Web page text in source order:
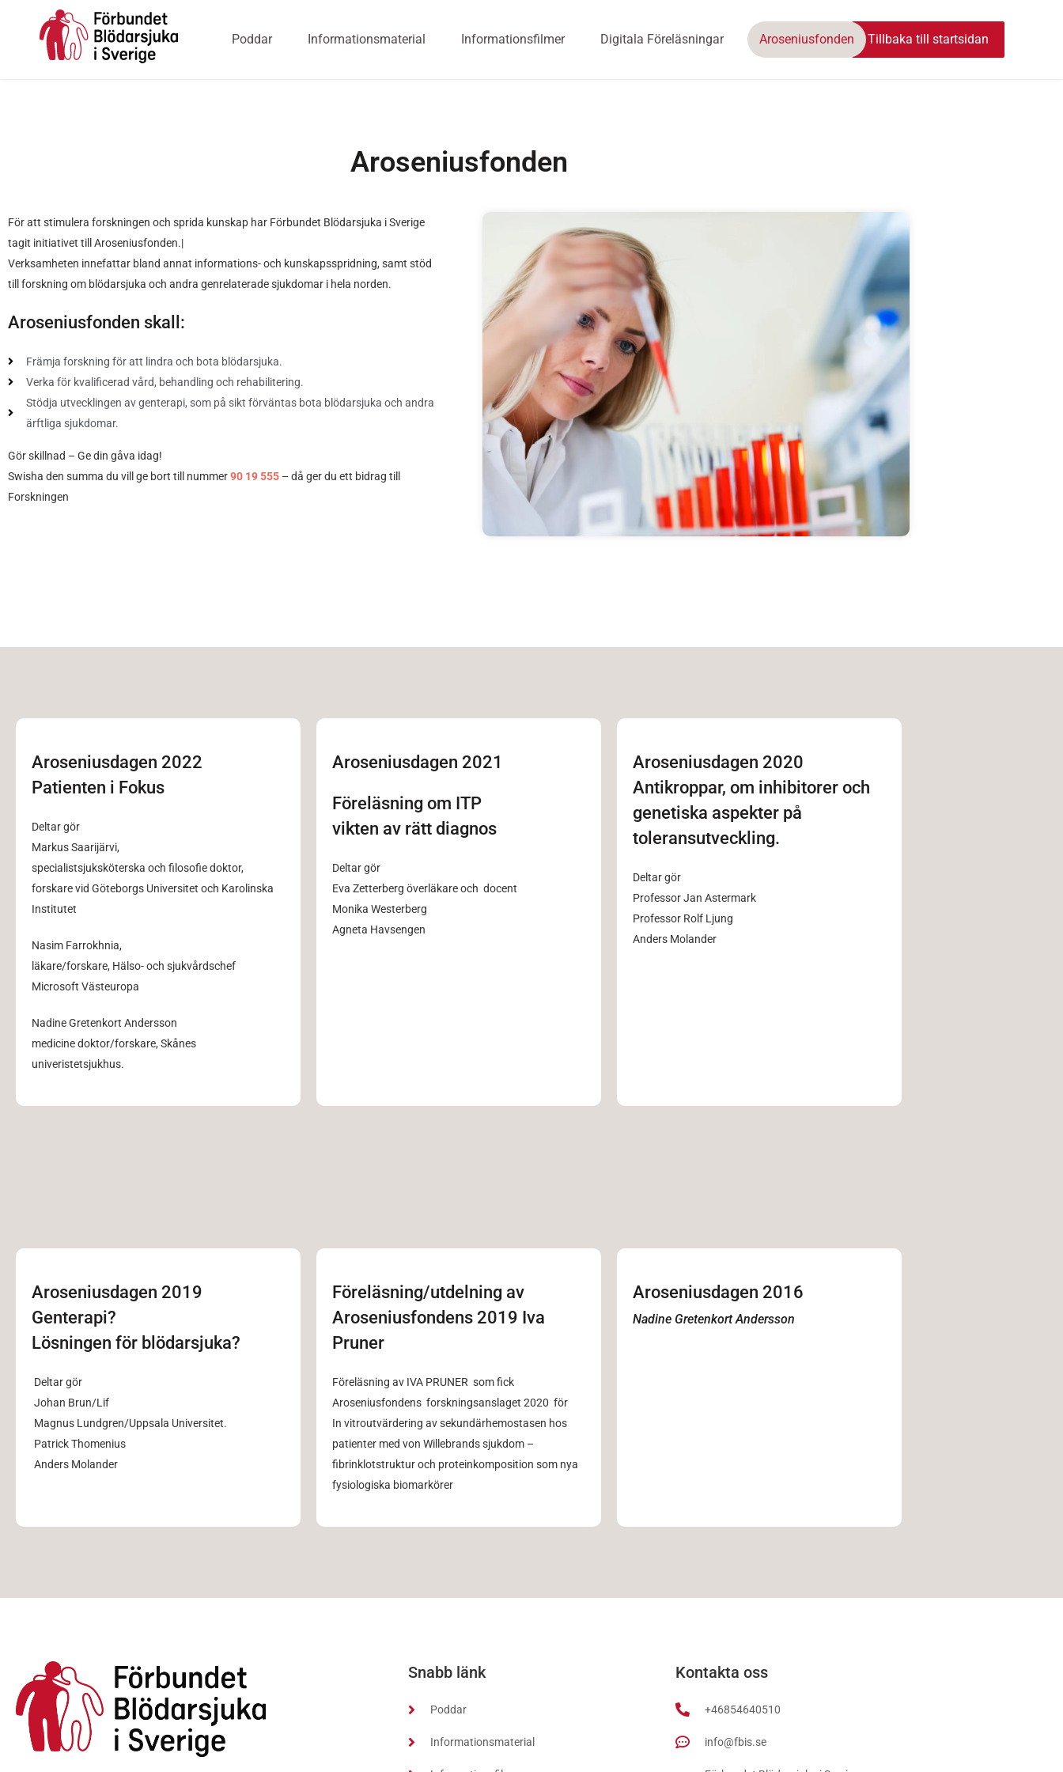
Poddar Informationsmaterial Informationsfilmer Digitala Föreläsningar Aroseniusfonden Tillbaka till startsidan
Aroseniusfonden
För att stimulera forskningen och sprida kunskap har Förbundet Blödarsjuka i Sverige
tagit initiativet till Aroseniusfonden.|
Verksamheten innefattar bland annat informations- och kunskapsspridning, samt stöd
till forskning om blödarsjuka och andra genrelaterade sjukdomar i hela norden.
Aroseniusfonden skall:
Främja forskning för att lindra och bota blödarsjuka.
Verka för kvalificerad vård, behandling och rehabilitering.
Stödja utvecklingen av genterapi, som på sikt förväntas bota blödarsjuka och andra
ärftliga sjukdomar.
Gör skillnad – Ge din gåva idag!
Swisha den summa du vill ge bort till nummer90 19 555 – då ger du ett bidrag till
Forskningen
Aroseniusdagen 2022
Patienten i Fokus
Deltar gör
Markus Saarijärvi,
specialistsjuksköterska och filosofie doktor,
forskare vid Göteborgs Universitet och Karolinska
Institutet
Nasim Farrokhnia,
läkare/forskare, Hälso- och sjukvårdschef
Microsoft Västeuropa
Nadine Gretenkort Andersson
medicine doktor/forskare, Skånes
univeristetsjukhus.
Aroseniusdagen 2021
Föreläsning om ITP
vikten av rätt diagnos
Deltar gör
Eva Zetterberg överläkare och docent
Monika Westerberg
Agneta Havsengen
Aroseniusdagen 2020
Antikroppar, om inhibitorer och
genetiska aspekter på
toleransutveckling.
Deltar gör
Professor Jan Astermark
Professor Rolf Ljung
Anders Molander
Aroseniusdagen 2019
Genterapi?
Lösningen för blödarsjuka?
Deltar gör
Johan Brun/Lif
Magnus Lundgren/Uppsala Universitet.
Patrick Thomenius
Anders Molander
Föreläsning/utdelning av
Aroseniusfondens 2019 Iva
Pruner
Föreläsning av IVA PRUNER som fick
Aroseniusfondens forskningsanslaget 2020 för
In vitroutvärdering av sekundärhemostasen hos
patienter med von Willebrands sjukdom –
fibrinklotstruktur och proteinkomposition som nya
fysiologiska biomarkörer
Aroseniusdagen 2016
Nadine Gretenkort Andersson
Snabb länk
Poddar
Informationsmaterial
Kontakta oss
+46854640510
info@fbis.se